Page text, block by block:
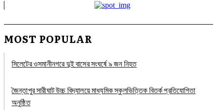
MOST POPULAR
সিলেটের ওসমানীনগরে দুই বাসের সংঘর্ষে ৯ জন নিহত
জৈন্তাপুর সারীঘাট উচ্চ বিদ্যালয়ে মাধ্যমিক স্কুলভিত্তিক বিতর্ক প্রতিযোগিতা
অনুষ্ঠিত